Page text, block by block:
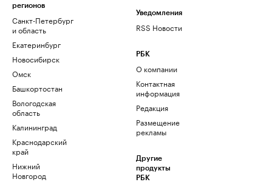
регионов
Санкт-Петербург
и область
Екатеринбург
Новосибирск
Омск
Башкортостан
Вологодская
область
Калининград
Краснодарский
край
Нижний
Новгород
Уведомления
RSS Новости
РБК
О компании
Контактная
информация
Редакция
Размещение
рекламы
Другие
продукты
РБК